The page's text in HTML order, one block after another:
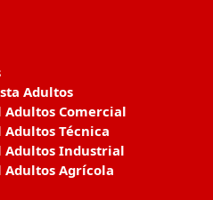
Adultos
Adultos Comercial
Técnica
Adultos Industrial
Adultos Agrícola